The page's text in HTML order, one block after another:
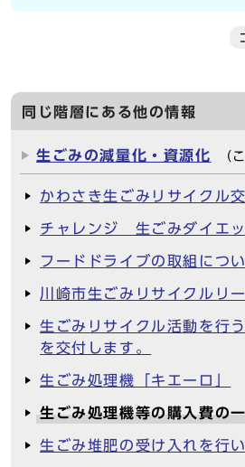
同じ階層にある他の情報
生ごみの減量化・資源化 （
かわさき生ごみリサイクル
チャレンジ 生ごみダイエ
フードドライブの取組につ
川崎市生ごみリサイクルリ
生ごみリサイクル活動を行
を交付します。
生ごみ処理機「キエーロ」
生ごみ処理機等の購入費の
生ごみ堆肥の受け入れを行い